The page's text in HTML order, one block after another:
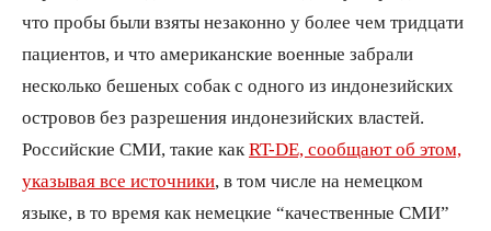
что пробы были взяты незаконно у более чем тридцати
пациентов, и что американские военные забрали
несколько бешеных собак с одного из индонезийских
островов без разрешения индонезийских властей.
Российские СМИ, такие как RT-DE, сообщают об этом,
указывая все источники , в том числе на немецком
языке, в то время как немецкие “качественные СМИ”